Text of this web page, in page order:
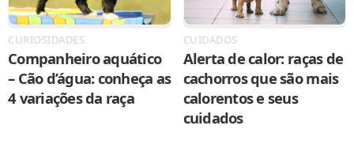
CURIOSIDADES
Companheiro aquático
– Cão d’água: conheça as
4 variações da raça
CUIDADOS
Alerta de calor: raças de
cachorros que são mais
calorentos e seus
cuidados